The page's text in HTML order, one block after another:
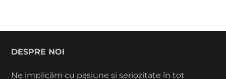
DESPRE NOI
Ne implicăm cu pasiune și seriozitate în tot